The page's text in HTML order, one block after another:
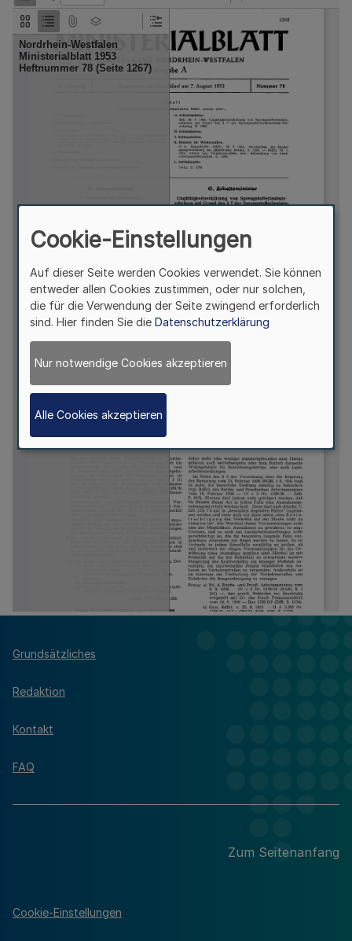
Grundsätzliches
Redaktion
Kontakt
FAQ
Zum Seitenanfang
Cookie-Einstellungen
Cookie-Einstellungen
Auf dieser Seite werden Cookies verwendet. Sie können
entweder allen Cookies zustimmen, oder nur solchen,
die für die Verwendung der Seite zwingend erforderlich
sind. Hier finden Sie die Datenschutzerklärung
Nur notwendige Cookies akzeptieren
Alle Cookies akzeptieren